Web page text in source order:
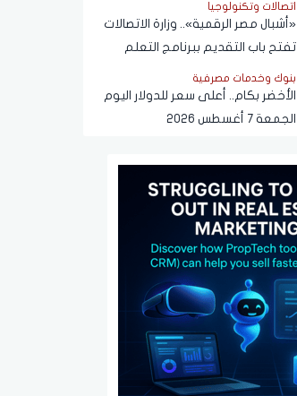
اتصالات وتكنولوجيا
«أشبال مصر الرقمية».. وزارة الاتصالات
تفتح باب التقديم ببرنامج التعلم
الذاتي
بنوك وخدمات مصرفية
الأخضر بكام.. أعلى سعر للدولار اليوم
الجمعة 7 أغسطس 2026